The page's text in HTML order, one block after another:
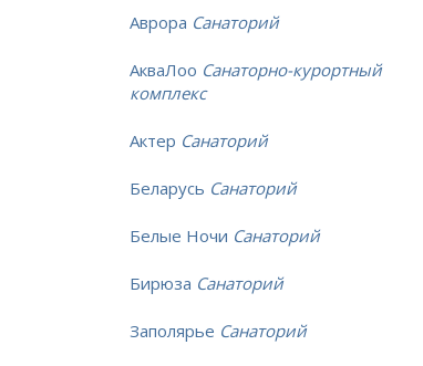
Аврора Санаторий
АкваЛоо Санаторно-курортный
комплекс
Актер Санаторий
Беларусь Санаторий
Белые Ночи Санаторий
Бирюза Санаторий
Заполярье Санаторий